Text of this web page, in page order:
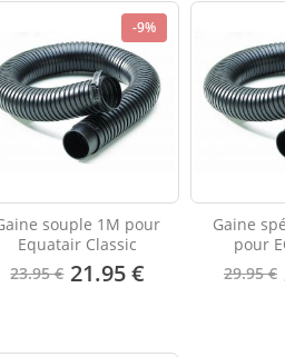
-9%
souple 1M pour
Equatair Classic
23.95 € 21.95 €
Gaine
pour
29.95 €